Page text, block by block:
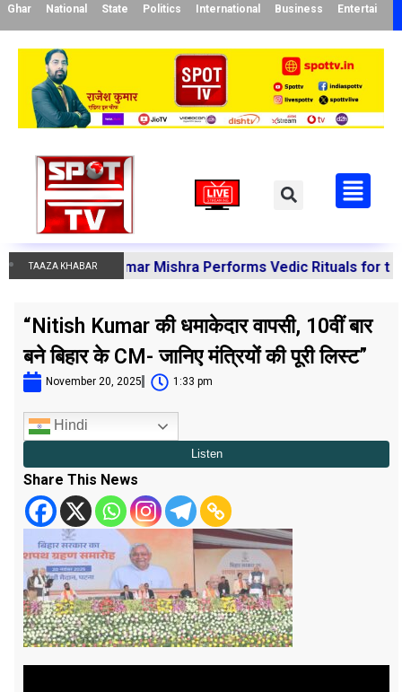
Ghar National State Politics International Business
TAAZA KHABAR
Kumar Mishra Performs Vedic Rituals for the
“Nitish Kumar की धमाकेदार वापसी, 10वीं बार
बने बिहार के CM- जानिए मंत्रियों की पूरी लिस्ट”
November 20, 2025 1:33 pm
Hindi
Share This News